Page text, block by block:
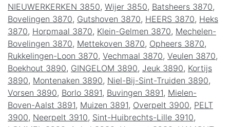
NIEUWERKERKEN 3850, Wijer 3850, Batsheers 3870,
Bovelingen 3870, Gutshoven 3870, HEERS 3870, Heks
3870, Horpmaal 3870, Klein-Gelmen 3870, Mechelen-
Bovelingen 3870, Mettekoven 3870, Opheers 3870,
Rukkelingen-Loon 3870, Vechmaal 3870, Veulen 3870,
Boekhout 3890, GINGELOM 3890, Jeuk 3890, Kortijs
3890, Montenaken 3890, Niel-Bij-Sint-Truiden 3890,
Vorsen 3890, Borlo 3891, Buvingen 3891, Mielen-
Boven-Aalst 3891, Muizen 3891, Overpelt 3900, PELT
3900, Neerpelt 3910, Sint-Huibrechts-Lille 3910,